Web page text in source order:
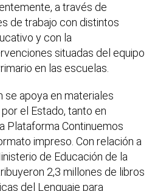
a través de
de trabajo con distintos
y con la
situadas del equipo
en las escuelas.
se apoya en materiales
el Estado, tanto en
Plataforma Continuemos
impreso. Con relación a
de Educación de la
2,3 millones de libros
del Lenguaje para